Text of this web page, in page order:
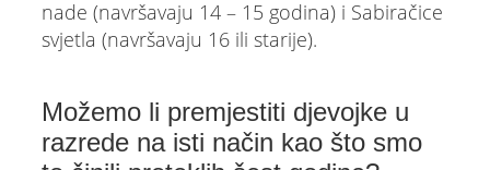
nade (navršavaju 14 – 15 godina) i Sabiračice
svjetla (navršavaju 16 ili starije).
Možemo li premjestiti djevojke u
razrede na isti način kao što smo